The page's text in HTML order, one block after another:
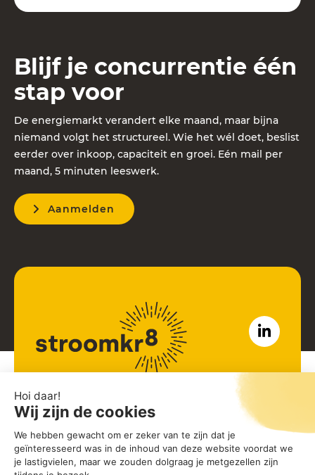
John M Keynesplein 12
1066 EP Amsterdam
Noord-Holland
Blijf je concurrentie één
stap voor
De energiemarkt verandert elke maand, maar bijna
niemand volgt het structureel. Wie het wél doet, beslist
eerder over inkoop, capaciteit en groei. Eén mail per
maand, 5 minuten leeswerk.
Aanmelden